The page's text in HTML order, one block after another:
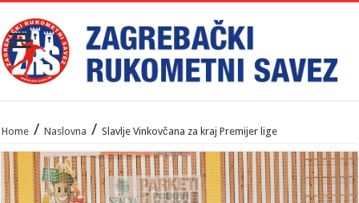
Home / Naslovna / Slavlje Vinkovčana za kraj Premijer lige